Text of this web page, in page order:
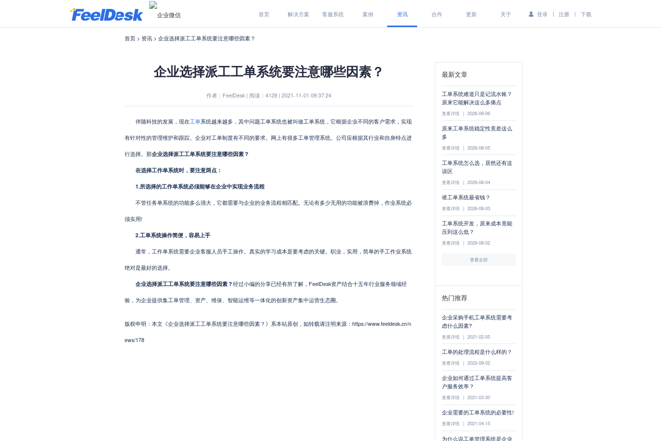
首页 解决方案 客服系统 案例 资讯 合作 更新 关于 登录 | 注册 | 下载
首页> 资讯> 企业选择派工工单系统要注意哪些因素？
企业选择派工工单系统要注意哪些因素？
作者：FeelDesk | 阅读：4128 | 2021-11-01 09:37:24
伴随科技的发展，现在工单系统越来越多，其中问题工单系统也被叫做工单系统，它根据企业不同的客户需求，实现
有针对性的管理维护和跟踪。企业对工单制度有不同的要求。网上有很多工单管理系统。公司应根据其行业和自身特点进
行选择。那企业选择派工工单系统要注意哪些因素？
在选择工作单系统时，要注意两点：
1.所选择的工作单系统必须能够在企业中实现业务流程
不管任务单系统的功能多么强大，它都需要与企业的业务流程相匹配。无论有多少无用的功能被浪费掉，作业系统必
须实用!
2.工单系统操作简便，容易上手
通常，工作单系统需要企业客服人员手工操作。真实的学习成本是要考虑的关键。职业，实用，简单的手工作业系统
绝对是最好的选择。
企业选择派工工单系统要注意哪些因素？经过小编的分享已经有所了解，FeelDesk资产结合十五年行业服务领域经
验，为企业提供集工单管理、资产、维保、智能运维等一体化的创新资产集中运营生态圈。
版权申明：本文《企业选择派工工单系统要注意哪些因素？》系本站原创，如转载请注明来源：https://www.feeldesk.cn/n
ews/178
最新文章
工单系统难道只是记流水账？
原来它能解决这么多痛点
查看详情 | 2026-08-06
原来工单系统稳定性竟差这么
多
查看详情 | 2026-08-05
工单系统怎么选，居然还有这
误区
查看详情 | 2026-08-04
谁工单系统最省钱？
查看详情 | 2026-08-03
工单系统开发，原来成本竟能
压到这么低？
查看详情 | 2026-08-02
查看全部
热门推荐
企业采购手机工单系统需要考
虑什么因素?
查看详情 | 2021-02-05
工单的处理流程是什么样的？
查看详情 | 2022-09-02
企业如何通过工单系统提高客
户服务效率？
查看详情 | 2021-03-30
企业需要的工单系统的必要性!
查看详情 | 2021-04-15
为什么说工单管理系统是企业